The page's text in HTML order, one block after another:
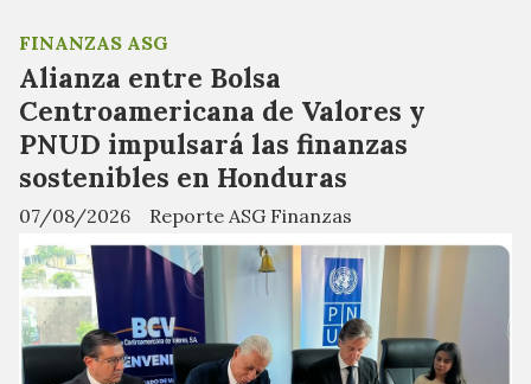
Alianza entre Bolsa
Centroamericana de Valores y
PNUD impulsará las finanzas
sostenibles en Honduras
Reporte ASG Finanzas
FINANZAS ASG
07/08/2026